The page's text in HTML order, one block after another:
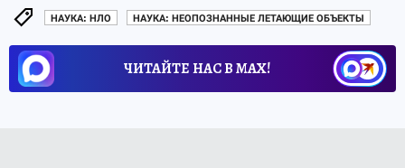
НАУКА: НЛО НАУКА: НЕОПОЗНАННЫЕ ЛЕТАЮЩИЕ ОБЪЕКТЫ
ЧИТАЙТЕ НАС В МАХ!